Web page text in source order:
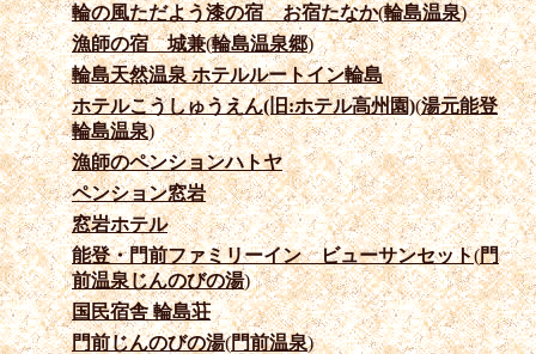
輪の風ただよう漆の宿 お宿たなか(輪島温泉)
漁師の宿 城兼(輪島温泉郷)
輪島天然温泉 ホテルルートイン輪島
ホテルこうしゅうえん(旧:ホテル高州園)(湯元能登
輪島温泉)
漁師のペンションハトヤ
ペンション窓岩
窓岩ホテル
能登・門前ファミリーイン ビューサンセット(門
前温泉じんのびの湯)
国民宿舎 輪島荘
門前じんのびの湯(門前温泉)